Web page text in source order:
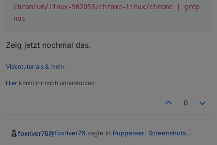
chromium/linux-982053/chrome-linux/chrome | grep
not
Zeig jetzt nochmal das.
Videotutorials & mehr
Hier könnt ihr mich unterstützen.
0
foxriver76@foxriver76 sagte in Puppeteer: Screenshots